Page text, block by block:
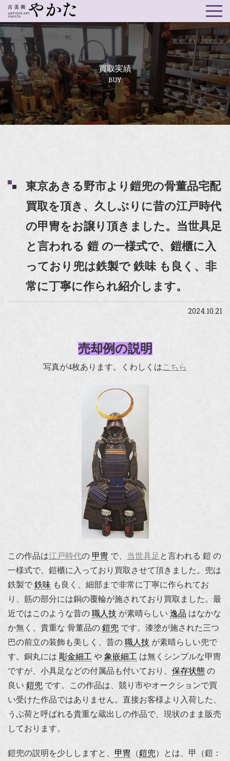
買取実績
BUY
東京あきる野市より鎧兜の骨董品宅配
買取を頂き、久しぶりに昔の江戸時代
の甲冑をお譲り頂きました。当世具足
と言われる 鎧 の一様式で、鎧櫃に入
っており兜は鉄製で 鉄味 も良く、非
常に丁寧に作られ紹介します。
2024.10.21
売却例の説明
写真が4枚あります。くわしくはこちら
この作品は江戸時代の 甲冑 で、 当世具足 と言われる 鎧 の
一様式で、鎧櫃に入っており買取させて頂きました。兜は
鉄製で鉄味 も良く、細部まで非常に丁寧に作られてお
り、筋の部分には銅の覆輪が施されており買取ました。最
近ではこのような昔の 職人技 が素晴らしい 逸品 はなかな
か無く、貴重な 骨董品の 鎧兜 です。漆塗が施された三つ
巴の前立の装飾も美しく、昔の 職人技 が素晴らしい兜で
す。銅丸には 彫金細工 や 象嵌細工 は無くシンプルな甲冑
ですが、小具足などの付属品も付いており、 保存状態 の
良い 鎧兜 です。この作品は、競り市やオークションで買
い受けた作品ではありません。直接お客様より入荷した、
うぶ荷と呼ばれる貴重な蔵出しの作品で、現状のまま販売
しております。
鎧兜の説明を少ししますと、 甲冑 （鎧兜）とは、甲（鎧：